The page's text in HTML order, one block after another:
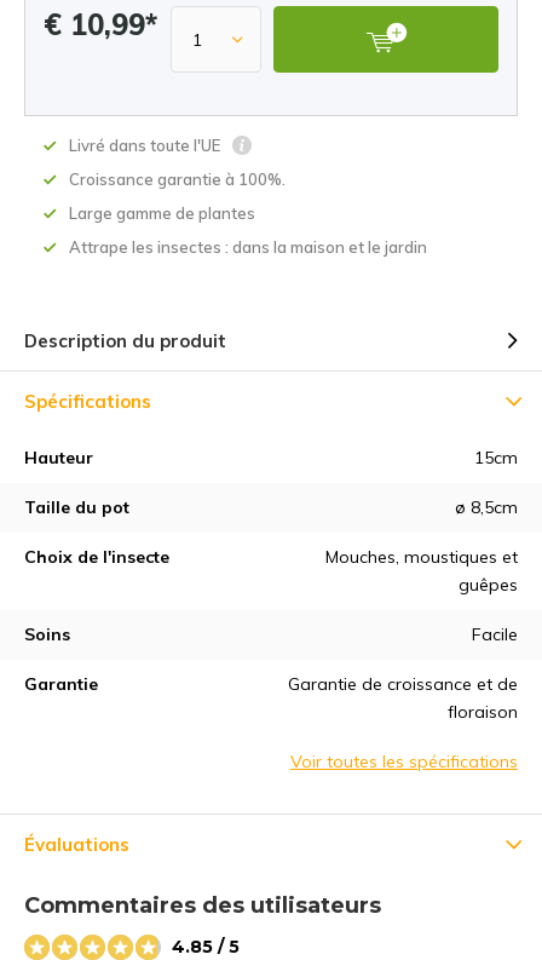
€ 10,99*
Livré dans toute l'UE
Croissance garantie à 100%.
Large gamme de plantes
Attrape les insectes : dans la maison et le jardin
Description du produit
Spécifications
Hauteur 15cm
Taille du pot ø 8,5cm
Choix de l'insecte
Mouches, moustiques et
guêpes
Soins Facile
Garantie
Garantie de croissance et de
floraison
Voir toutes les spécifications
Évaluations
Commentaires des utilisateurs
4.85 / 5